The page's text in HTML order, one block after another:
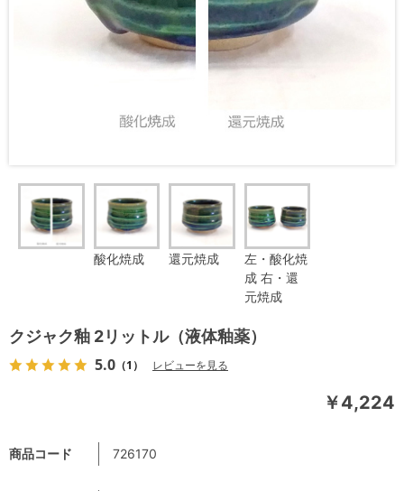
酸化焼成 還元焼成
左・酸化焼
成 右・還
元焼成
クジャク釉 2リットル（液体釉薬）
5.0 （1） レビューを見る
￥4,224
商品コード 726170